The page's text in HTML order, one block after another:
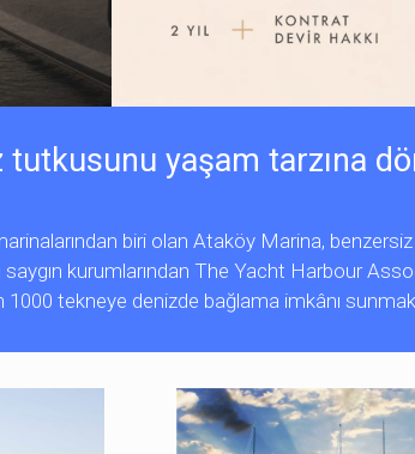
tutkusunu yaşam tarzına
biri olan Ataköy Marina,
saygın kurumlarından The Yacht Harbour
tekneye denizde bağlama imkânı